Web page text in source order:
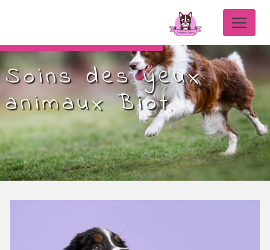
Soins des yeux
animaux Biot